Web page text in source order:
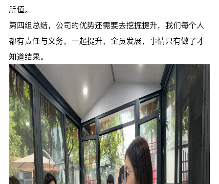
所值。
第四组总结，公司的优势还需要去挖掘提升，我们每个人
都有责任与义务，一起提升，全员发展，事情只有做了才
知道结果。